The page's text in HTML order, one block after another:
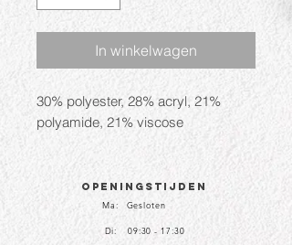
In winkelwagen
30% polyester, 28% acryl, 21%
polyamide, 21% viscose
Openingstijden
Ma: Gesloten
Di: 09:30 - 17:30